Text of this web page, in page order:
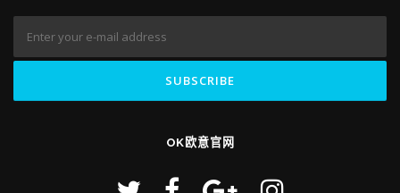
OK欧意官网